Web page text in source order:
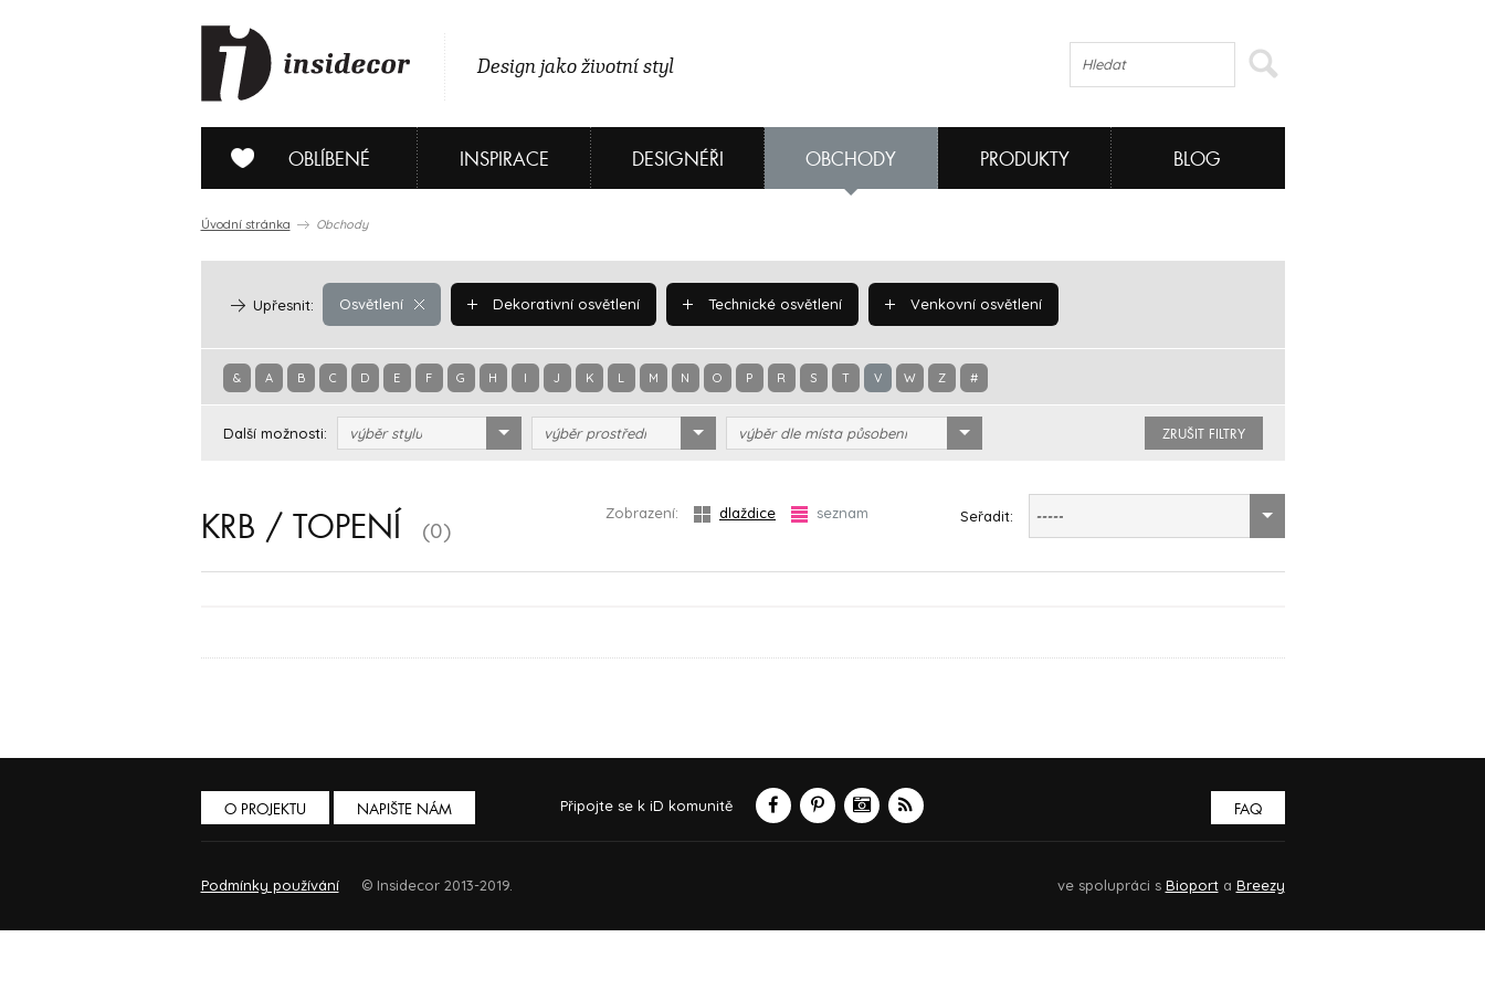
Design jako životní styl
OBLÍBENÉ INSPIRACE DESIGNÉŘI OBCHODY PRODUKTY BLOG
Úvodní stránka Obchody
Osvětlení
Upřesnit: Dekorativní osvětlení Technické osvětlení Venkovní osvětlení
& A B C D E F G H I J K L M N O P R S T V W Z #
Další možnosti: výběr stylu výběr prostředí výběr dle místa působení ZRUŠIT FILTRY
KRB / TOPENÍ (0)
Zobrazení: dlaždice seznam Seřadit: -----
O PROJEKTU NAPIŠTE NÁM Připojte se k iD komunitě FAQ
Podmínky používání © Insidecor 2013-2019. ve spolupráci s Bioporta Breezy